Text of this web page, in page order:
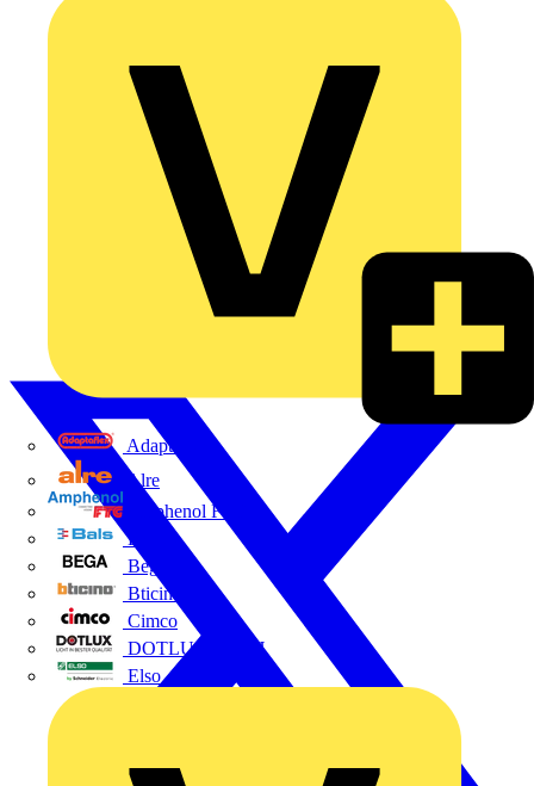
Adaptaflex
Alre
Amphenol FTG
BALS
Bega
Bticino
Cimco
DOTLUX GmbH
Elso